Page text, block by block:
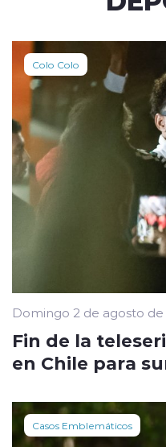
Colo Colo
Domingo 2 de agosto de
Fin de la
en Chile para
Casos Emblemáticos